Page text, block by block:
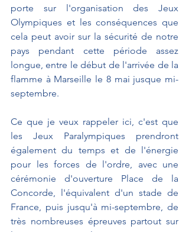
porte sur l'organisation des Jeux
Olympiques et les conséquences que
cela peut avoir sur la sécurité de notre
pays pendant cette période assez
longue, entre le début de l'arrivée de la
flamme à Marseille le 8 mai jusque mi-
septembre.
Ce que je veux rappeler ici, c'est que
les Jeux Paralympiques prendront
également du temps et de l'énergie
pour les forces de l'ordre, avec une
cérémonie d'ouverture Place de la
Concorde, l'équivalent d'un stade de
France, puis jusqu'à mi-septembre, de
très nombreuses épreuves partout sur